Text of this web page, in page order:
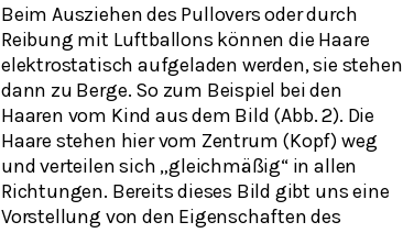
Beim Ausziehen des Pullovers oder durch
Reibung mit Luftballons können die Haare
elektrostatisch aufgeladen werden, sie stehen
dann zu Berge. So zum Beispiel bei den
Haaren vom Kind aus dem Bild (Abb. 2). Die
Haare stehen hier vom Zentrum (Kopf) weg
und verteilen sich „gleichmäßig“ in allen
Richtungen. Bereits dieses Bild gibt uns eine
Vorstellung von den Eigenschaften des